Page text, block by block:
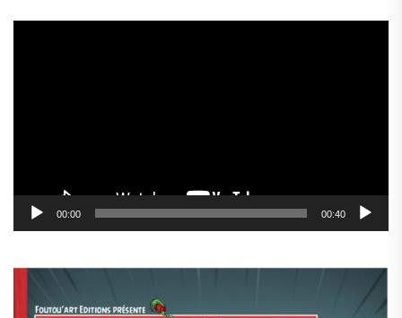
00:00 00:40